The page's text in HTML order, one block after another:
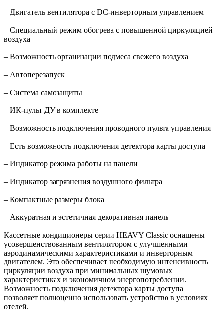
– Двигатель вентилятора с DC-инверторным управлением
– Специальный режим обогрева с повышенной циркуляцией
воздуха
– Возможность организации подмеса свежего воздуха
– Автоперезапуск
– Система самозащиты
– ИК-пульт ДУ в комплекте
– Возможность подключения проводного пульта управления
– Есть возможность подключения детектора карты доступа
– Индикатор режима работы на панели
– Индикатор загрязнения воздушного фильтра
– Компактные размеры блока
– Аккуратная и эстетичная декоративная панель
Кассетные кондиционеры серии HEAVY Classic оснащены
усовершенствованным вентилятором с улучшенными
аэродинамическими характеристиками и инверторным
двигателем. Это обеспечивает необходимую интенсивность
циркуляции воздуха при минимальных шумовых
характеристиках и экономичном энергопотреблении.
Возможность подключения детектора карты доступа
позволяет полноценно использовать устройство в условиях
отелей.